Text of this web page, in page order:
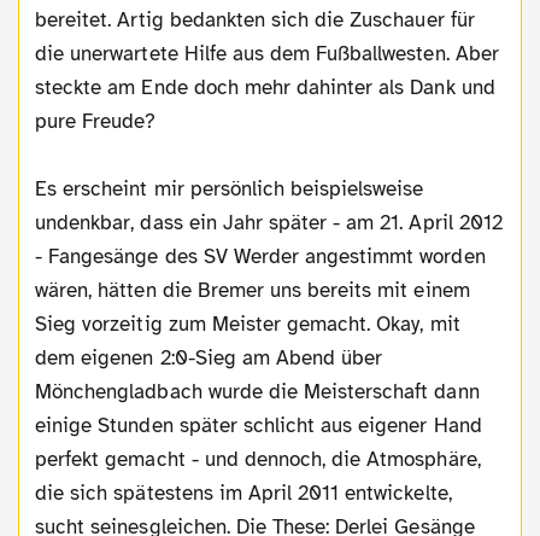
bereitet. Artig bedankten sich die Zuschauer für
die unerwartete Hilfe aus dem Fußballwesten. Aber
steckte am Ende doch mehr dahinter als Dank und
pure Freude?
Es erscheint mir persönlich beispielsweise
undenkbar, dass ein Jahr später - am 21. April 2012
- Fangesänge des SV Werder angestimmt worden
wären, hätten die Bremer uns bereits mit einem
Sieg vorzeitig zum Meister gemacht. Okay, mit
dem eigenen 2:0-Sieg am Abend über
Mönchengladbach wurde die Meisterschaft dann
einige Stunden später schlicht aus eigener Hand
perfekt gemacht - und dennoch, die Atmosphäre,
die sich spätestens im April 2011 entwickelte,
sucht seinesgleichen. Die These: Derlei Gesänge